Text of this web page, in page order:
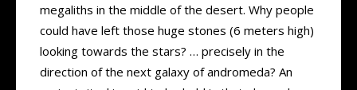
megaliths in the middle of the desert. Why people
could have left those huge stones (6 meters high)
looking towards the stars? … precisely in the
direction of the next galaxy of andromeda? An